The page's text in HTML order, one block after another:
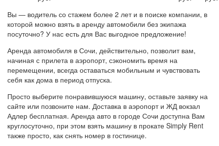
Вы — водитель со стажем более 2 лет и в поиске компании, в
которой можно взять в аренду автомобили без экипажа
посуточно? У нас есть для Вас выгодное предложение!
Аренда автомобиля в Сочи, действительно, позволит вам,
начиная с прилета в аэропорт, сэкономить время на
перемещении, всегда оставаться мобильным и чувствовать
себя как дома в период отпуска.
Просто выберите понравившуюся машину, оставьте заявку на
сайте или позвоните нам. Доставка в аэропорт и ЖД вокзал
Адлер бесплатная. Аренда авто в городе Сочи доступна Вам
круглосуточно, при этом взять машину в прокате Simply Rent
также просто, как снять номер в гостинице.